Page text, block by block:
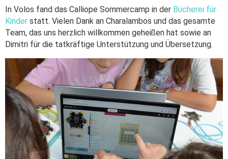
In Volos fand das Calliope Sommercamp in der Bücherei für
Kinder statt. Vielen Dank an Charalambos und das gesamte
Team, das uns herzlich willkommen geheißen hat sowie an
Dimitri für die tatkräftige Unterstützung und Übersetzung.